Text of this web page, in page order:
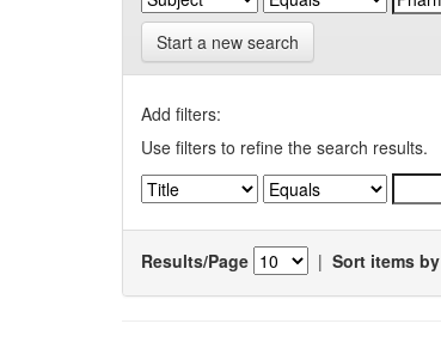
Start a new search
Add filters:
Use filters to refine the search results.
Results/Page | Sort items by